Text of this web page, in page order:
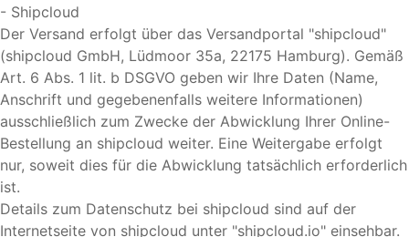
- Shipcloud
Der Versand erfolgt über das Versandportal "shipcloud"
(shipcloud GmbH, Lüdmoor 35a, 22175 Hamburg). Gemäß
Art. 6 Abs. 1 lit. b DSGVO geben wir Ihre Daten (Name,
Anschrift und gegebenenfalls weitere Informationen)
ausschließlich zum Zwecke der Abwicklung Ihrer Online-
Bestellung an shipcloud weiter. Eine Weitergabe erfolgt
nur, soweit dies für die Abwicklung tatsächlich erforderlich
ist.
Details zum Datenschutz bei shipcloud sind auf der
Internetseite von shipcloud unter "shipcloud.io" einsehbar.